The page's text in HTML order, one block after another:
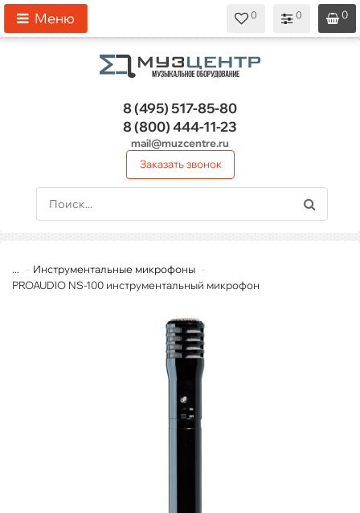
0
0
0
Меню
8 (495)517-85-80
8 (800)444-11-23
mail@muzcentre.ru
Заказать звонок
...
Инструментальные микрофоны
PROAUDIO NS-100 инструментальный микрофон